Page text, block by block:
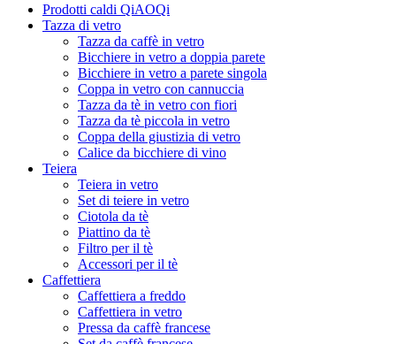
Prodotti caldi QiAOQi
Tazza di vetro
Tazza da caffè in vetro
Bicchiere in vetro a doppia parete
Bicchiere in vetro a parete singola
Coppa in vetro con cannuccia
Tazza da tè in vetro con fiori
Tazza da tè piccola in vetro
Coppa della giustizia di vetro
Calice da bicchiere di vino
Teiera
Teiera in vetro
Set di teiere in vetro
Ciotola da tè
Piattino da tè
Filtro per il tè
Accessori per il tè
Caffettiera
Caffettiera a freddo
Caffettiera in vetro
Pressa da caffè francese